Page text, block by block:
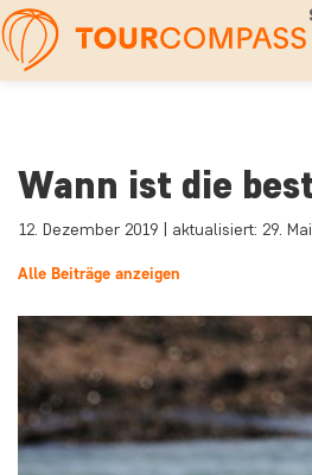
Wann ist die
12. Dezember 2019 | aktualisiert: 29.
Alle Beiträge anzeigen